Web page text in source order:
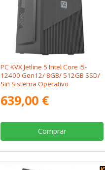
PC KVX Jetline 5 Intel Core i5-
12400 Gen12/ 8GB/ 512GB SSD/
Sin Sistema Operativo
639,00 €
Comprar